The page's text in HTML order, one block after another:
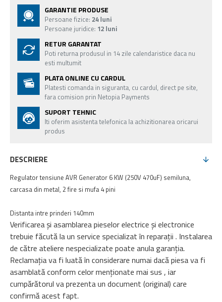
GARANTIE PRODUSE
Persoane fizice: 24 luni
Persoane juridice: 12 luni
RETUR GARANTAT
Poti returna produsul in 14 zile calendaristice daca nu
esti multumit
PLATA ONLINE CU CARDUL
Platesti comanda in siguranta, cu cardul, direct pe site,
fara comision prin Netopia Payments
SUPORT TEHNIC
Iti oferim asistenta telefonica la achizitionarea oricarui
produs
DESCRIERE
Regulator tensiune AVR Generator 6 KW (250V 470uF) semiluna,
carcasa din metal, 2 fire si mufa 4 pini
Distanta intre prinderi 140mm
Verificarea și asamblarea pieselor electrice și electronice
trebuie făcută la un service specializat în reparații . Instalarea
de către ateliere nespecializate poate anula garanția.
Reclamația va fi luată în considerare numai dacă piesa va fi
asamblată conform celor menționate mai sus , iar
cumpărătorul va prezenta un document (original) care
confirmă acest fapt.